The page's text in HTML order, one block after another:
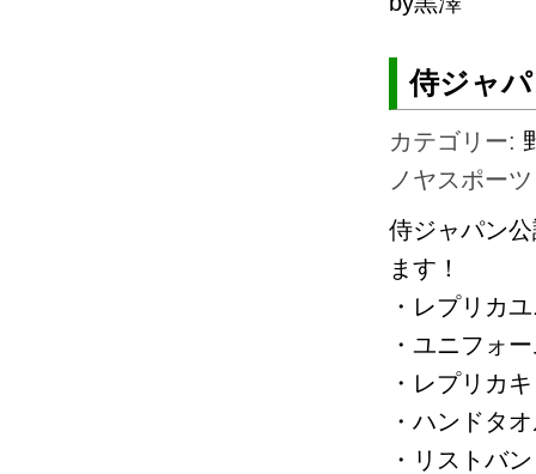
侍ジャ
カテゴリー:
ノヤスポーツ
侍ジャパン
ます！
・レプリカ
・ユニフォ
・レプリカ
・ハンドタ
・リストバ